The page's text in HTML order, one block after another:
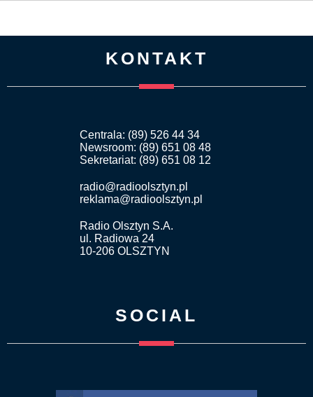
KONTAKT
Centrala: (89) 526 44 34
Newsroom: (89) 651 08 48
Sekretariat: (89) 651 08 12
radio@radioolsztyn.pl
reklama@radioolsztyn.pl
Radio Olsztyn S.A.
ul. Radiowa 24
10-206 OLSZTYN
SOCIAL